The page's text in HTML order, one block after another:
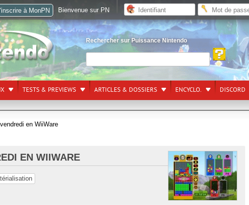
Rechercher sur Puissance Nintendo
TESTS & PREVIEWS ARTICLES & DOSSIERS ENCYCLO. DISCORD
en WiiWare
EN WIIWARE
à MonPN Bienvenue sur PN